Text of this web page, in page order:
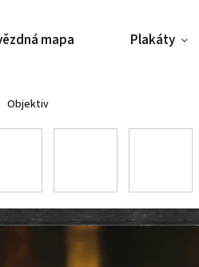
mapa Plakáty
Objektiv